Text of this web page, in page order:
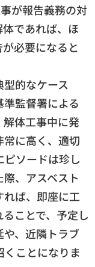
が報告義務の対
であれば、ほ
必要になると
的なケース
監督署による
体工事中に発
に高く、適切
ソードは珍し
、アスベスト
れば、即座に工
ことで、予定し
、近隣トラブ
ことになりま